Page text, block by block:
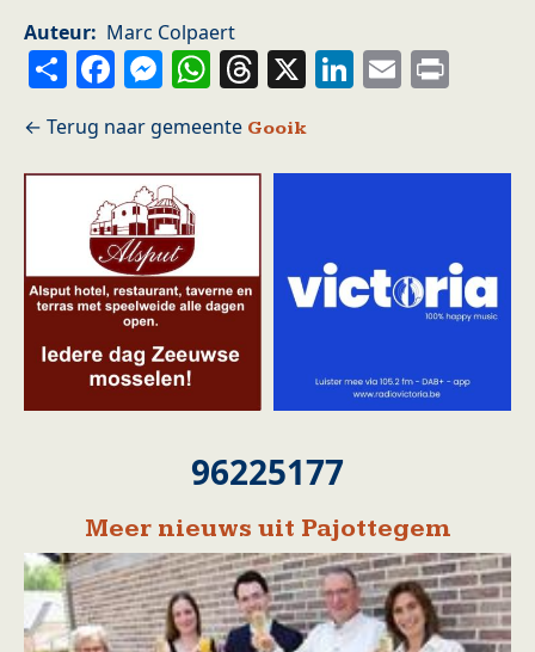
Auteur
Marc Colpaert
ShareFacebook
Messenger
WhatsApp
Threads
X LinkedIn
Email
Gooik
96225177
Meer nieuws uit Pajottegem